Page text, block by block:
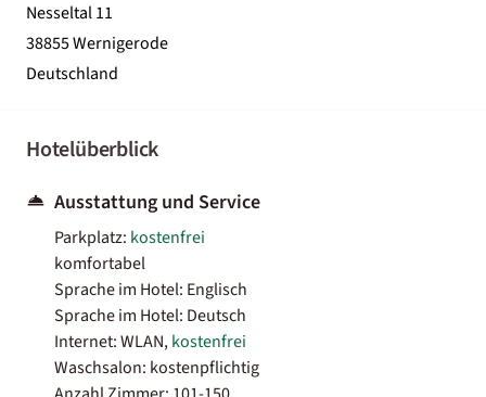
Nesseltal 11
38855 Wernigerode
Deutschland
Hotelüberblick
Ausstattung und Service
Parkplatz: kostenfrei
komfortabel
Sprache im Hotel: Englisch
Sprache im Hotel: Deutsch
Internet: WLAN,kostenfrei
Waschsalon: kostenpflichtig